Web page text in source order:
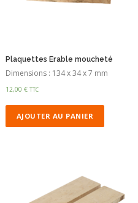
Plaquettes Erable moucheté
Dimensions : 134 x 34 x 7 mm
12,00€ TTC
AJOUTER AU PANIER